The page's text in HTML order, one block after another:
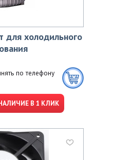
для холодильного
по телефону
В 1 КЛИК